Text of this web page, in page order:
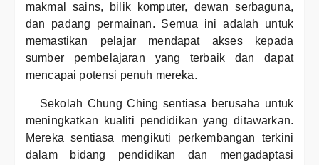
makmal sains, bilik komputer, dewan serbaguna,
dan padang permainan. Semua ini adalah untuk
memastikan pelajar mendapat akses kepada
sumber pembelajaran yang terbaik dan dapat
mencapai potensi penuh mereka.
Sekolah Chung Ching sentiasa berusaha untuk
meningkatkan kualiti pendidikan yang ditawarkan.
Mereka sentiasa mengikuti perkembangan terkini
dalam bidang pendidikan dan mengadaptasi